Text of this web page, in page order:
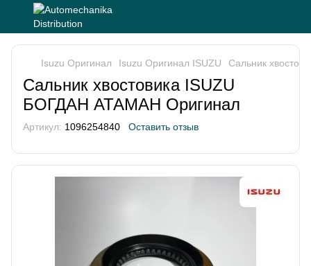
Isuzu Оригинал Isuzu Оригинал ISUZU Сальник
Сальник хвостовика ISUZU
БОГДАН АТАМАН Оригинал
Артикул: 1096254840 Оставить отзыв